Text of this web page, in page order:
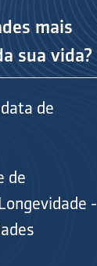
mais
sua vida?
de
de
-